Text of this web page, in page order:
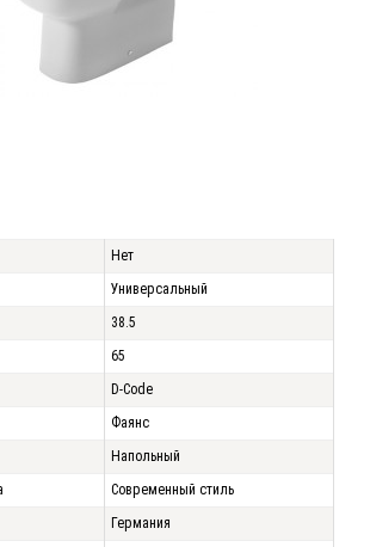
Нет
Универсальный
38.5
65
D-Code
Фаянс
Напольный
Современный стиль
Германия